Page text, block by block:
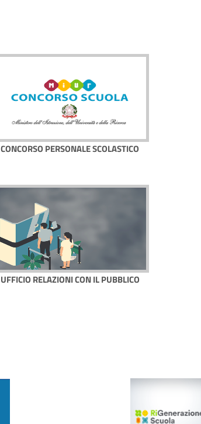
CONCORSO PERSONALE SCOLASTICO
UFFICIO RELAZIONI CON IL PUBBLICO